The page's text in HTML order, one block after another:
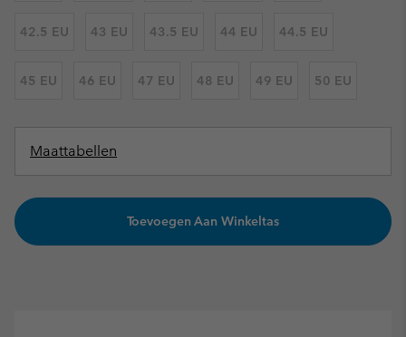
42.5 EU 43 EU 43.5 EU 44 EU 44.5 EU
45 EU 46 EU 47 EU 48 EU 49 EU 50 EU
Maattabellen
Toevoegen Aan Winkeltas